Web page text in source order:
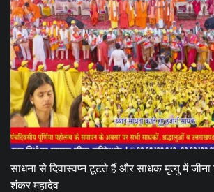
साधना से दिवास्वप्न टूटते हैं और साधक मृत्यु में
शंकर महादेव